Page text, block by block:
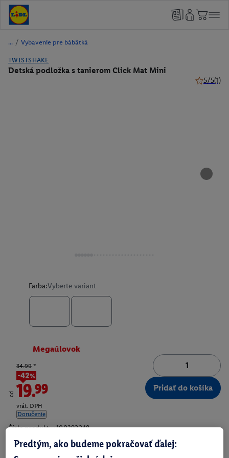
/ Vybavenie pre bábätká
TWISTSHAKE
Detská podložka s tanierom Click Mat Mini
5/5(1)
Farba:Vyberte variant
Megaúlovok
od
34.99 *
-42%
19.99
vrát. DPH
Doručenie
Pridať do košíka
Číslo produktu: 100392248
Predtým, ako budeme pokračovať ďalej: